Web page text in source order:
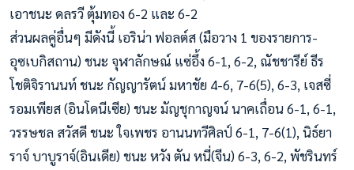
เอาชนะ ดลรวี ตุ้มทอง 6-2 และ 6-2
ส่วนผลคู่อื่นๆ มีดังนี้ เอริน่า ฟอลต์ส (มือวาง 1 ของรายการ-
อุซเบกิสถาน) ชนะ จุฬาลักษณ์ แซ่อึ้ง 6-1, 6-2, ณัชชารีย์ ธีร
โชติจิรานนท์ ชนะ กัญญารัตน์ มหาชัย 4-6, 7-6(5), 6-3, เจสซี่
รอมเพียส (อินโดนีเซีย) ชนะ มัญชุกาญจน์ นาคเถื่อน 6-1, 6-1,
วรรษชล สวัสดี ชนะ ใจเพชร อานนทวีศิลป์ 6-1, 7-6(1), นิธ์ยา
ราจ์ บาบูราจ์(อินเดีย) ชนะ หวัง ตัน หนี่(จีน) 6-3, 6-2, พัชรินทร์